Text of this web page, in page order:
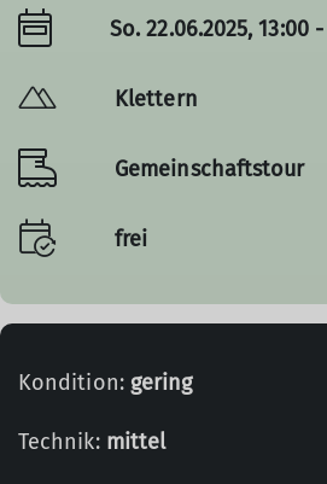
So. 22.06.2025, 13:00
Klettern
Gemeinschaftstour
frei
Kondition: gering
Technik: mittel